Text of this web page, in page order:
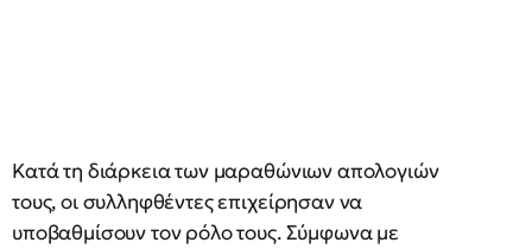
Κατά τη διάρκεια των μαραθώνιων απολογιών
τους, οι συλληφθέντες επιχείρησαν να
υποβαθμίσουν τον ρόλο τους. Σύμφωνα με